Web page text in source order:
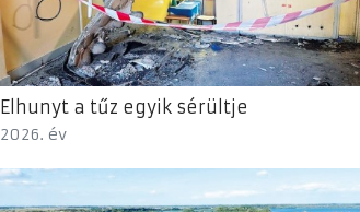
Elhunyt a tűz egyik sérültje
2026. év